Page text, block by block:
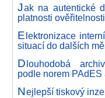
Jak na autentické
platnosti ověřitelnosti
Elektronizace
situací do dalších
Dlouhodobá
podle norem PAdES
Nejlepší tiskový